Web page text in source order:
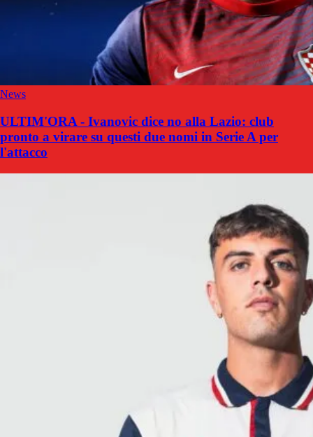
News
ULTIM'ORA - Ivanovic dice no alla Lazio: club
pronto a virare su questi due nomi in Serie A per
l'attacco